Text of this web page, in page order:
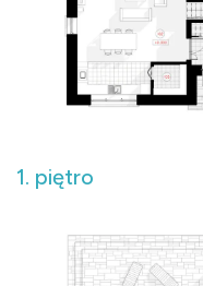
1. piętro